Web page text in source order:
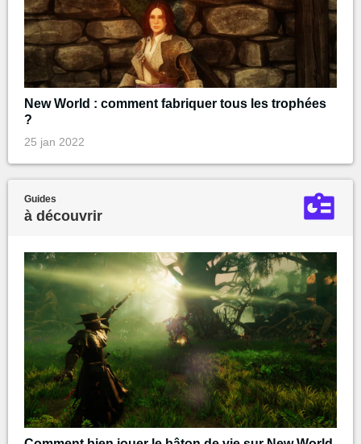
New World : comment fabriquer tous les trophées
?
25 jan 2022
Guides
à découvrir